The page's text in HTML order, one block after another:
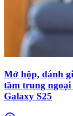
Mở hộp, đánh
tầm trung ngoại
Galaxy S25